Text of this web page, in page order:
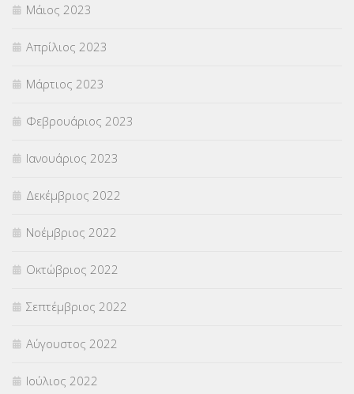
Μάιος 2023
Απρίλιος 2023
Μάρτιος 2023
Φεβρουάριος 2023
Ιανουάριος 2023
Δεκέμβριος 2022
Νοέμβριος 2022
Οκτώβριος 2022
Σεπτέμβριος 2022
Αύγουστος 2022
Ιούλιος 2022